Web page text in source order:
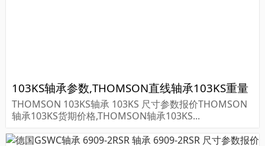
103KS轴承参数,THOMSON直线轴承103KS重量
THOMSON 103KS轴承 103KS 尺寸参数报价THOMSON
轴承103KS货期价格,THOMSON轴承103KS...